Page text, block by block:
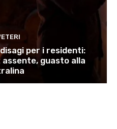
per i residenti:
guasto alla